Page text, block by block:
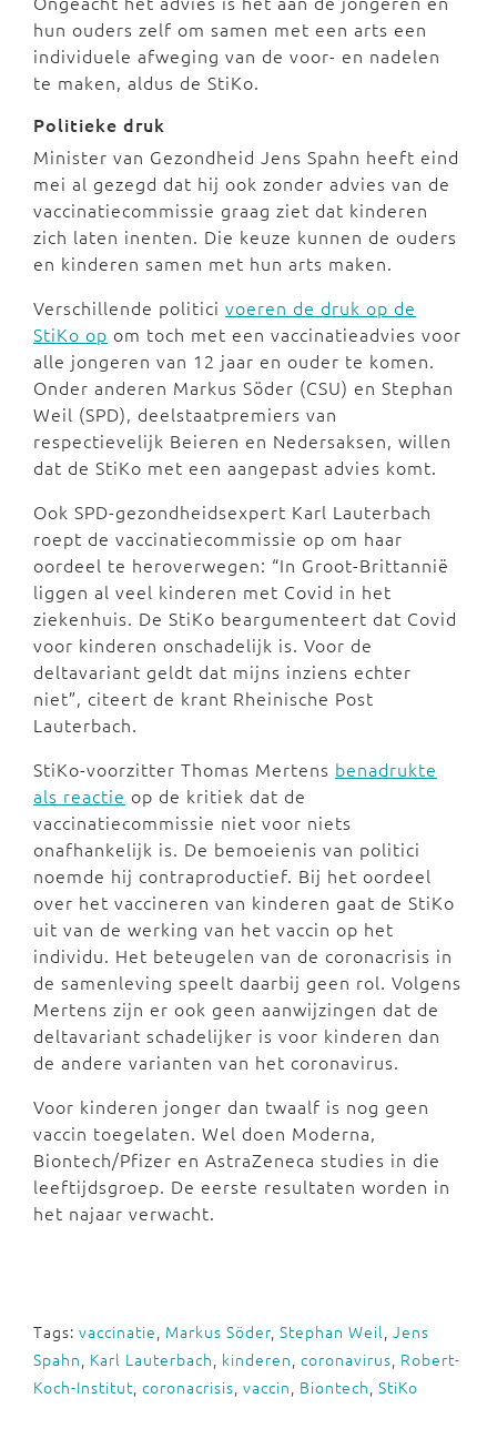
hun ouders zelf om samen met een arts een
individuele afweging van de voor- en nadelen
te maken, aldus de StiKo.
Politieke druk
Minister van Gezondheid Jens Spahn heeft eind
mei al gezegd dat hij ook zonder advies van de
vaccinatiecommissie graag ziet dat kinderen
zich laten inenten. Die keuze kunnen de ouders
en kinderen samen met hun arts maken.
Verschillende politici voeren de druk op de
StiKo op om toch met een vaccinatieadvies voor
alle jongeren van 12 jaar en ouder te komen.
Onder anderen Markus Söder (CSU) en Stephan
Weil (SPD), deelstaatpremiers van
respectievelijk Beieren en Nedersaksen, willen
dat de StiKo met een aangepast advies komt.
Ook SPD-gezondheidsexpert Karl Lauterbach
roept de vaccinatiecommissie op om haar
oordeel te heroverwegen: “In Groot-Brittannië
liggen al veel kinderen met Covid in het
ziekenhuis. De StiKo beargumenteert dat Covid
voor kinderen onschadelijk is. Voor de
deltavariant geldt dat mijns inziens echter
niet”, citeert de krant Rheinische Post
Lauterbach.
StiKo-voorzitter Thomas Mertens benadrukte
als reactie op de kritiek dat de
vaccinatiecommissie niet voor niets
onafhankelijk is. De bemoeienis van politici
noemde hij contraproductief. Bij het oordeel
over het vaccineren van kinderen gaat de StiKo
uit van de werking van het vaccin op het
individu. Het beteugelen van de coronacrisis in
de samenleving speelt daarbij geen rol. Volgens
Mertens zijn er ook geen aanwijzingen dat de
deltavariant schadelijker is voor kinderen dan
de andere varianten van het coronavirus.
Voor kinderen jonger dan twaalf is nog geen
vaccin toegelaten. Wel doen Moderna,
Biontech/Pfizer en AstraZeneca studies in die
leeftijdsgroep. De eerste resultaten worden in
het najaar verwacht.
Tags: vaccinatie Markus Söder Stephan Weil Jens
Spahn Karl Lauterbach kinderen coronavirus Robert-
Koch-Institut coronacrisis vaccin Biontech StiKo